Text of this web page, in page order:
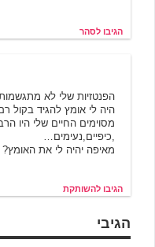
הגיבו לסהר
הפנטזיות שלי לא
היה לי אומץ להגיד בקול
מסוימים החיים שלי היו
,כיפיים,נעימים…
מאיפה יהיה לי את האומץ?
הגיבו להשותקת
הגיבי